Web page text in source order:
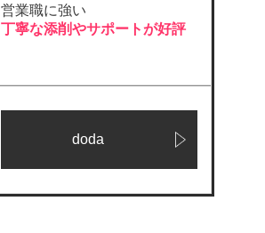
営業職に強い
丁寧な添削やサポートが好評
doda